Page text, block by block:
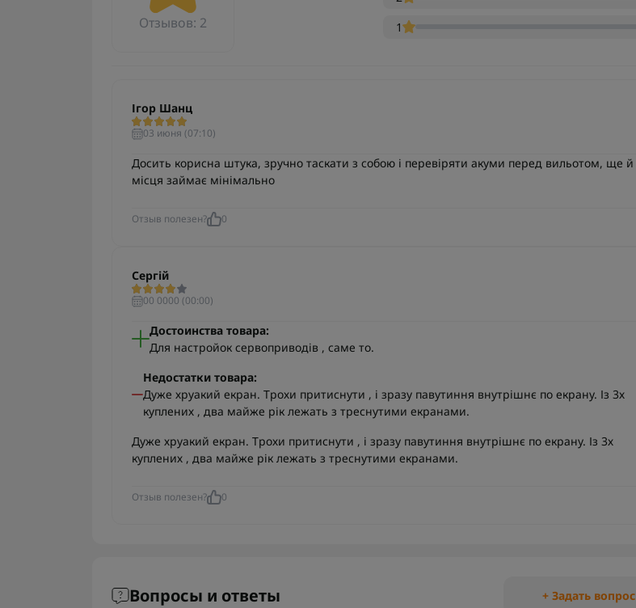
Отзывов: 2
1
Ігор Шанц
03 июня (07:10)
Досить корисна штука, зручно таскати з собою і перевіряти акуми перед вильотом, ще й
місця займає мінімально
Отзыв полезен? 0
Сергій
00 0000 (00:00)
Достоинства товара:
Для настройок сервоприводів , саме то.
Недостатки товара:
Дуже хруакий екран. Трохи притиснути , і зразу павутиння внутрішнє по екрану. Із 3х
куплених , два майже рік лежать з треснутими екранами.
Дуже хруакий екран. Трохи притиснути , і зразу павутиння внутрішнє по екрану. Із 3х
куплених , два майже рік лежать з треснутими екранами.
Отзыв полезен? 0
Вопросы и ответы + Задать вопрос